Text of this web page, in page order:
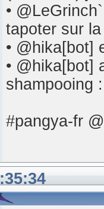
•
tapoter sur
• @hika[bot]
• @hika[bot]
shampooing
#pangya-fr